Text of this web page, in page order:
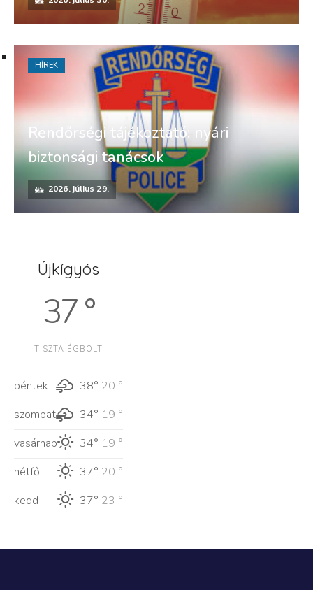
Rendőrségi tájékoztató: nyári
biztonsági tanácsok
2026. július 29.
HÍREK
Újkígyós
37 °
TISZTA ÉGBOLT
péntek 38° 20 °
szombat
34° 19 °
vasárnap
34° 19 °
hétfő
37° 20 °
kedd
37° 23 °